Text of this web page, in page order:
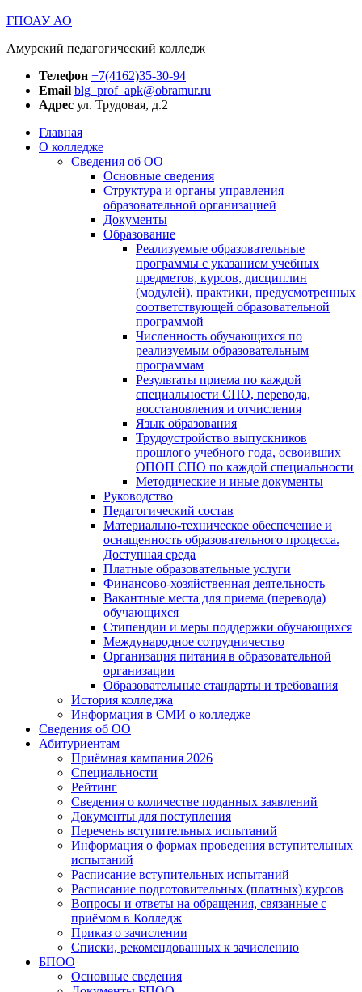
ГПОАУ АО
Амурский педагогический колледж
Телефон +7(4162)35-30-94
Email blg_prof_apk@obramur.ru
Адрес ул. Трудовая, д.2
Главная
О колледже
Сведения об ОО
Основные сведения
Структура и органы управления
образовательной организацией
Документы
Образование
Реализуемые образовательные
программы с указанием учебных
предметов, курсов, дисциплин
(модулей), практики, предусмотренных
соответствующей образовательной
программой
Численность обучающихся по
реализуемым образовательным
программам
Результаты приема по каждой
специальности СПО, перевода,
восстановления и отчисления
Язык образования
Трудоустройство выпускников
прошлого учебного года, освоивших
ОПОП СПО по каждой специальности
Методические и иные документы
Руководство
Педагогический состав
Материально-техническое обеспечение и
оснащенность образовательного процесса.
Доступная среда
Платные образовательные услуги
Финансово-хозяйственная деятельность
Вакантные места для приема (перевода)
обучающихся
Стипендии и меры поддержки обучающихся
Международное сотрудничество
Организация питания в образовательной
организации
Образовательные стандарты и требования
История колледжа
Информация в СМИ о колледже
Сведения об ОО
Абитуриентам
Приёмная кампания 2026
Специальности
Рейтинг
Сведения о количестве поданных заявлений
Документы для поступления
Перечень вступительных испытаний
Информация о формах проведения вступительных
испытаний
Расписание вступительных испытаний
Расписание подготовительных (платных) курсов
Вопросы и ответы на обращения, связанные с
приёмом в Колледж
Приказ о зачислении
Списки, рекомендованных к зачислению
БПОО
Основные сведения